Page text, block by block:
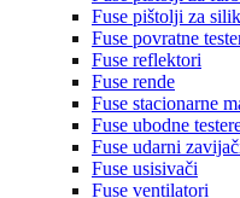
Fuse pištolji za
Fuse povratne
Fuse reflektori
Fuse rende
Fuse stacionarne
Fuse ubodne
Fuse udarni
Fuse usisivači
Fuse ventilatori